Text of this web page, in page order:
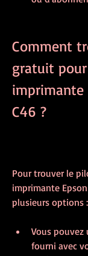
Comment
gratuit
imprimante
C46 ?
Pour trouver le
imprimante
plusieurs options :
Vous pouvez
fourni avec